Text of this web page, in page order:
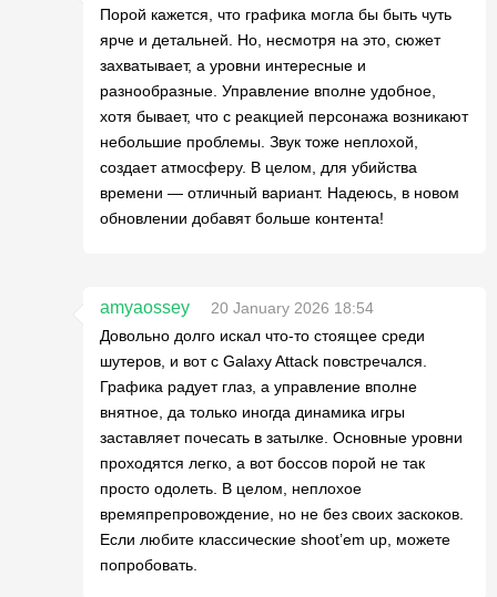
Порой кажется, что графика могла бы быть чуть
ярче и детальней. Но, несмотря на это, сюжет
захватывает, а уровни интересные и
разнообразные. Управление вполне удобное,
хотя бывает, что с реакцией персонажа возникают
небольшие проблемы. Звук тоже неплохой,
создает атмосферу. В целом, для убийства
времени — отличный вариант. Надеюсь, в новом
обновлении добавят больше контента!
amyaossey
20 January 2026 18:54
Довольно долго искал что-то стоящее среди
шутеров, и вот с Galaxy Attack повстречался.
Графика радует глаз, а управление вполне
внятное, да только иногда динамика игры
заставляет почесать в затылке. Основные уровни
проходятся легко, а вот боссов порой не так
просто одолеть. В целом, неплохое
времяпрепровождение, но не без своих заскоков.
Если любите классические shoot’em up, можете
попробовать.